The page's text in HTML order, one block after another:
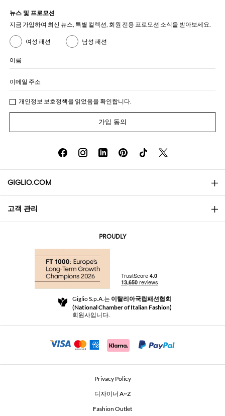
뉴스 및 프로모션
지금 가입하여 최신 뉴스, 특별 컬렉션, 회원 전용 프로모션 소식을 받아보세요.
여성 패션 남성 패션
이름
이메일 주소
개인정보 보호정책을 읽었음을 확인합니다.
가입 동의
GIGLIO.COM
소개
Community Store
Beauty Seekers VIP Club
고객 관리
반품 및 환불
For a safe shopping experience
Security Communication
PROUDLY
Giglio S.p.A.는 이탈리아국립패션협회
(National Chamber of Italian Fashion)
회원사입니다.
Privacy Policy
디자이너 A~Z
Fashion Outlet